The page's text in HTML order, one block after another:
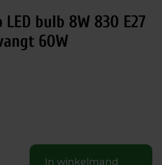
bulb 8W 830 E27
60W
In winkelmand